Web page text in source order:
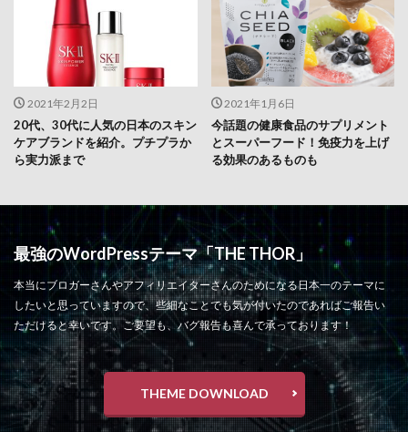
2021年2月2日
20代、30代に人気の日本のスキン
ケアブランドを紹介。プチプラか
ら実力派まで
2021年1月6日
今話題の健康食品のサプリメント
とスーパーフード！免疫力を上げ
る効果のあるものも
最強のWordPressテーマ「THE THOR」
本当にブロガーさんやアフィリエイターさんのためになる日本一のテーマに
したいと思っていますので、些細なことでも気が付いたのであればご報告い
ただけると幸いです。ご要望も、バグ報告も喜んで承っております！
THEME DOWNLOAD